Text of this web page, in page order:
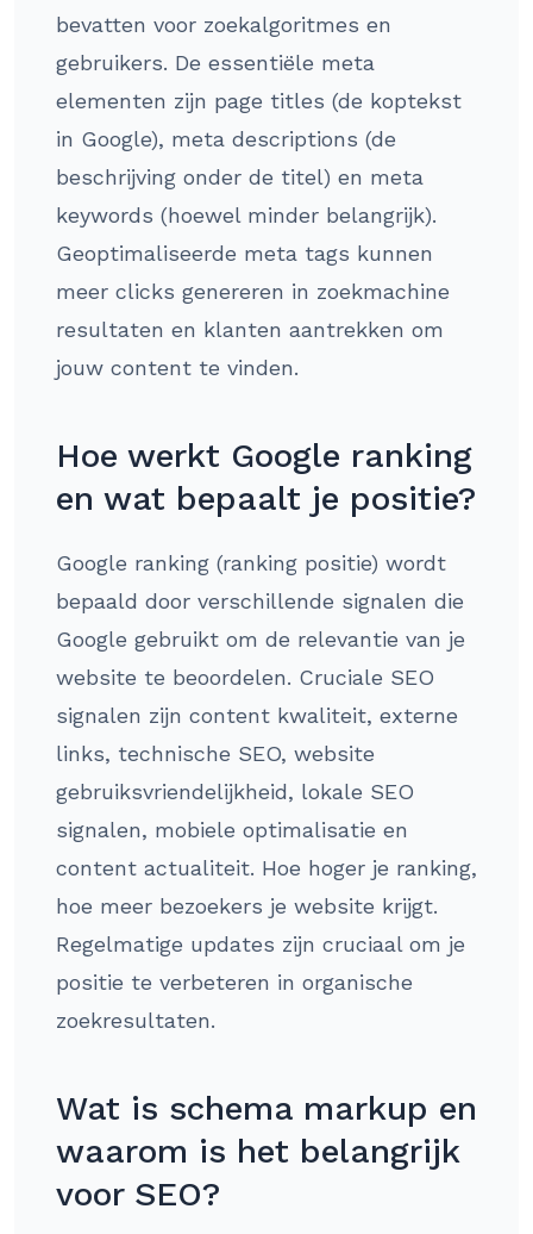
bevatten voor zoekalgoritmes en
gebruikers. De essentiële meta
elementen zijn page titles (de koptekst
in Google), meta descriptions (de
beschrijving onder de titel) en meta
keywords (hoewel minder belangrijk).
Geoptimaliseerde meta tags kunnen
meer clicks genereren in zoekmachine
resultaten en klanten aantrekken om
jouw content te vinden.
Hoe werkt Google ranking
en wat bepaalt je positie?
Google ranking (ranking positie) wordt
bepaald door verschillende signalen die
Google gebruikt om de relevantie van je
website te beoordelen. Cruciale SEO
signalen zijn content kwaliteit, externe
links, technische SEO, website
gebruiksvriendelijkheid, lokale SEO
signalen, mobiele optimalisatie en
content actualiteit. Hoe hoger je ranking,
hoe meer bezoekers je website krijgt.
Regelmatige updates zijn cruciaal om je
positie te verbeteren in organische
zoekresultaten.
Wat is schema markup en
waarom is het belangrijk
voor SEO?